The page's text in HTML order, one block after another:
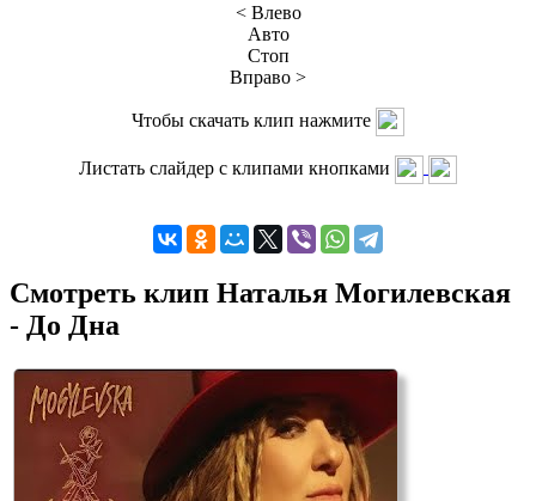
< Влево
Авто
Стоп
Вправо >
Чтобы скачать клип нажмите
Листать слайдер с клипами кнопками
Смотреть клип Наталья Могилевская
- До Дна